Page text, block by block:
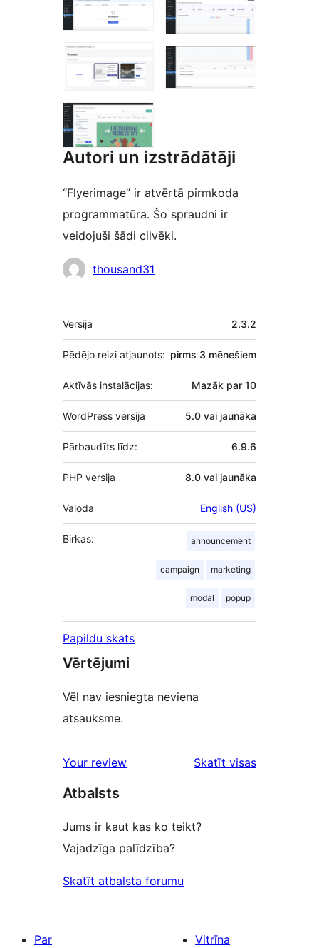
Autori un izstrādātāji
“Flyerimage” ir atvērtā pirmkoda
programmatūra. Šo spraudni ir
veidojuši šādi cilvēki.
Līdzdalībnieki
thousand31
Meta
Versija 2.3.2
Pēdējo reizi atjaunots: pirms 3 mēnešiem
Aktīvās instalācijas: Mazāk par 10
WordPress versija 5.0 vai jaunāka
Pārbaudīts līdz: 6.9.6
PHP versija 8.0 vai jaunāka
Valoda English (US)
Birkas: announcement
campaign marketing
modal popup
Papildu skats
Vērtējumi
Vēl nav iesniegta neviena
atsauksme.
Your review Skatīt visasatsauksmes
Atbalsts
Jums ir kaut kas ko teikt?
Vajadzīga palīdzība?
Skatīt atbalsta forumu
Par
Vitrīna